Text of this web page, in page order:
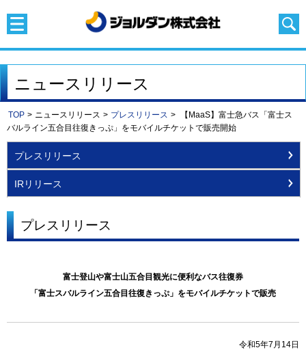
ニュースリリース
TOP > ニュースリリース > プレスリリース >
【MaaS】富士急バス「富士ス
バルライン五合目往復きっぷ」をモバイルチケットで販売開始
プレスリリース
IRリリース
プレスリリース
富士登山や富士山五合目観光に便利なバス往復券
「富士スバルライン五合目往復きっぷ」をモバイルチケットで販売
令和5年7月14日